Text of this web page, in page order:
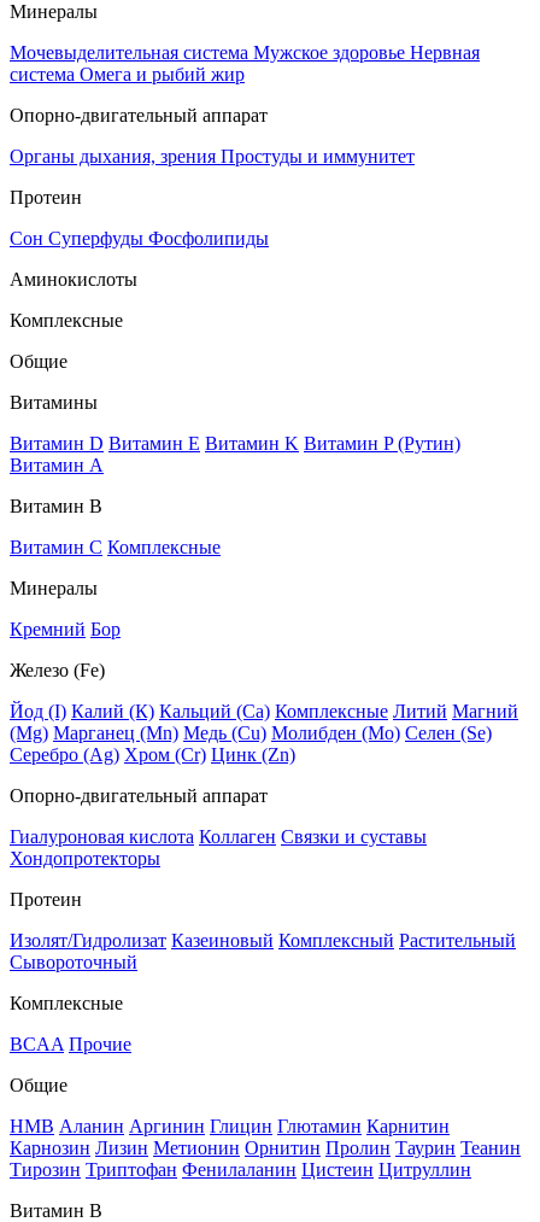
Минералы
Мочевыделительная система Мужское здоровье Нервная
система Омега и рыбий жир
Опорно-двигательный аппарат
Органы дыхания, зрения Простуды и иммунитет
Протеин
Сон Суперфуды Фосфолипиды
Аминокислоты
Комплексные
Общие
Витамины
Витамин D Витамин E Витамин K Витамин P (Рутин)
Витамин А
Витамин В
Витамин C Комплексные
Минералы
Кремний Бор
Железо (Fe)
Йод (I) Калий (К) Кальций (Са) Комплексные Литий Магний
(Mg) Марганец (Mn) Медь (Сu) Молибден (Мо) Селен (Se)
Серебро (Ag) Хром (Cr) Цинк (Zn)
Опорно-двигательный аппарат
Гиалуроновая кислота Коллаген Связки и суставы
Хондопротекторы
Протеин
Изолят/Гидролизат Казеиновый Комплексный Растительный
Сывороточный
Комплексные
BCAA Прочие
Общие
HMB Аланин Аргинин Глицин Глютамин Карнитин
Карнозин Лизин Метионин Орнитин Пролин Таурин Теанин
Тирозин Триптофан Фенилаланин Цистеин Цитруллин
Витамин В